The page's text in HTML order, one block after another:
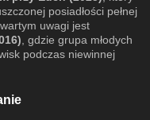
posiadłości pełnej
uwagi jest
, gdzie grupa młodych
podczas niewinnej